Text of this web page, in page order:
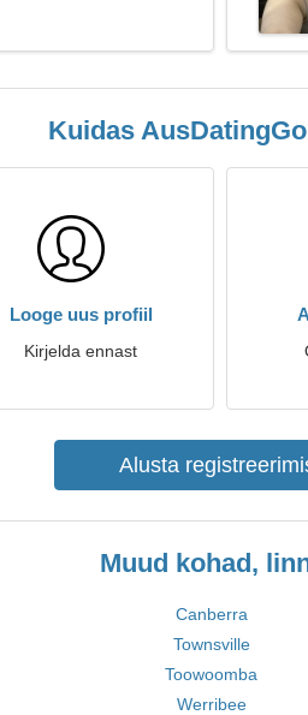
Kuidas
Looge uus profiil
Kirjelda ennast
Alusta
Muud kohad,
Canberra
Townsville
Toowoomba
Werribee